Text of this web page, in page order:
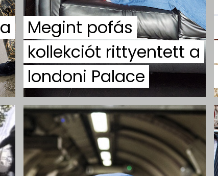
Megint pofás
kollekciót rittyentett a
londoni Palace